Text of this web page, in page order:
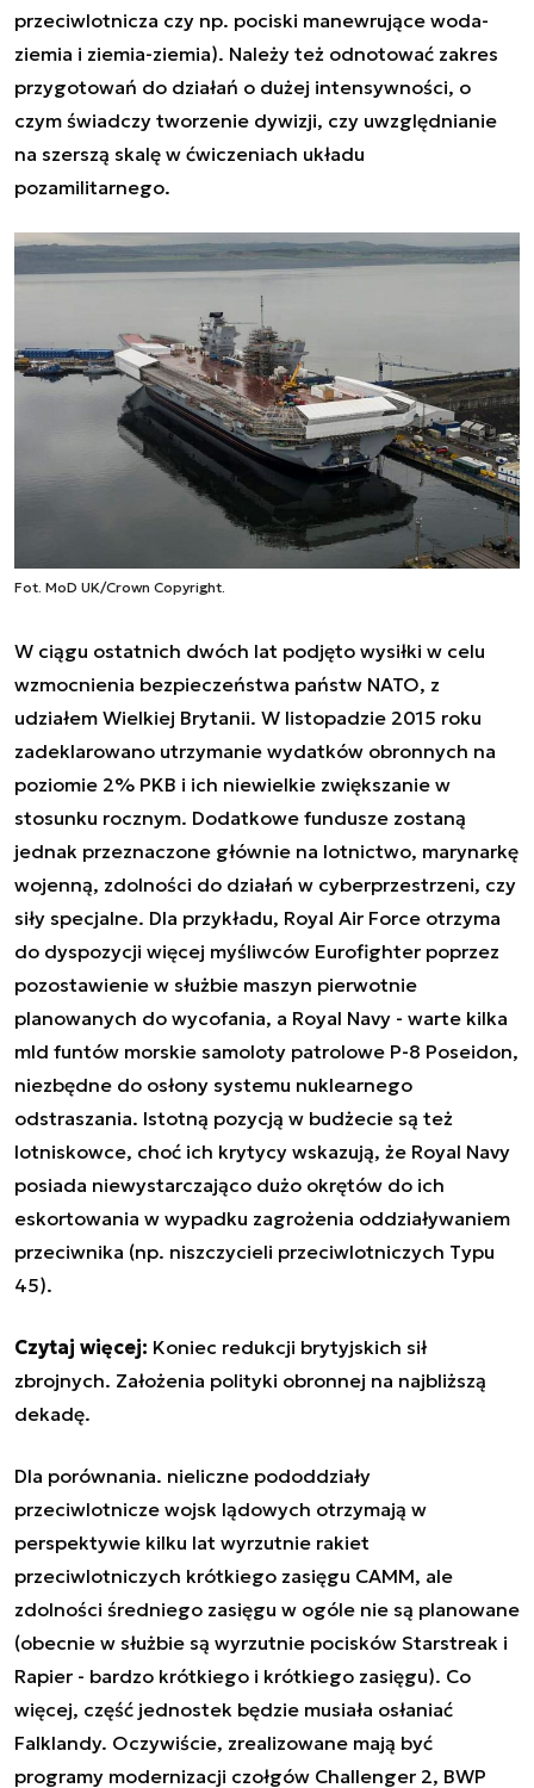
przeciwlotnicza czy np. pociski manewrujące woda-
ziemia i ziemia-ziemia). Należy też odnotować zakres
przygotowań do działań o dużej intensywności, o
czym świadczy tworzenie dywizji, czy uwzględnianie
na szerszą skalę w ćwiczeniach układu
pozamilitarnego.
Fot. MoD UK/Crown Copyright.
W ciągu ostatnich dwóch lat podjęto wysiłki w celu
wzmocnienia bezpieczeństwa państw NATO, z
udziałem Wielkiej Brytanii. W listopadzie 2015 roku
zadeklarowano utrzymanie wydatków obronnych na
poziomie 2% PKB i ich niewielkie zwiększanie w
stosunku rocznym. Dodatkowe fundusze zostaną
jednak przeznaczone głównie na lotnictwo, marynarkę
wojenną, zdolności do działań w cyberprzestrzeni, czy
siły specjalne. Dla przykładu, Royal Air Force otrzyma
do dyspozycji więcej myśliwców Eurofighter poprzez
pozostawienie w służbie maszyn pierwotnie
planowanych do wycofania, a Royal Navy - warte kilka
mld funtów morskie samoloty patrolowe P-8 Poseidon,
niezbędne do osłony systemu nuklearnego
odstraszania. Istotną pozycją w budżecie są też
lotniskowce, choć ich krytycy wskazują, że Royal Navy
posiada niewystarczająco dużo okrętów do ich
eskortowania w wypadku zagrożenia oddziaływaniem
przeciwnika (np. niszczycieli przeciwlotniczych Typu
45).
Czytaj więcej: Koniec redukcji brytyjskich sił
zbrojnych. Założenia polityki obronnej na najbliższą
dekadę.
Dla porównania. nieliczne pododdziały
przeciwlotnicze wojsk lądowych otrzymają w
perspektywie kilku lat wyrzutnie rakiet
przeciwlotniczych krótkiego zasięgu CAMM, ale
zdolności średniego zasięgu w ogóle nie są planowane
(obecnie w służbie są wyrzutnie pocisków Starstreak i
Rapier - bardzo krótkiego i krótkiego zasięgu). Co
więcej, część jednostek będzie musiała osłaniać
Falklandy. Oczywiście, zrealizowane mają być
programy modernizacji czołgów Challenger 2, BWP